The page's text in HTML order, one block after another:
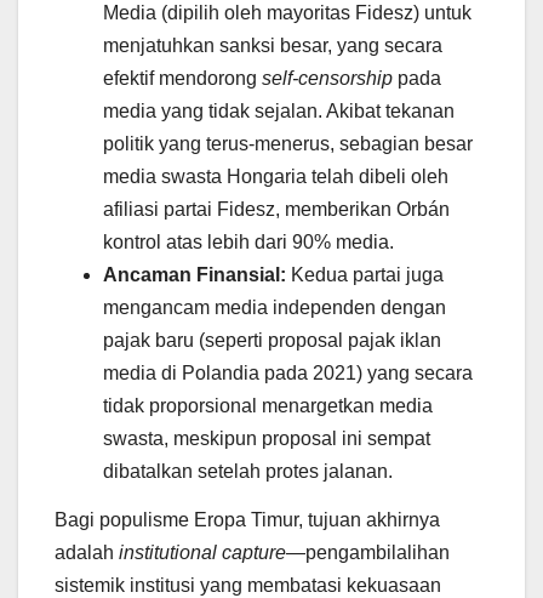
Media (dipilih oleh mayoritas Fidesz) untuk
menjatuhkan sanksi besar, yang secara
efektif mendorong self-censorship pada
media yang tidak sejalan. Akibat tekanan
politik yang terus-menerus, sebagian besar
media swasta Hongaria telah dibeli oleh
afiliasi partai Fidesz, memberikan Orbán
kontrol atas lebih dari 90% media.
Ancaman Finansial: Kedua partai juga
mengancam media independen dengan
pajak baru (seperti proposal pajak iklan
media di Polandia pada 2021) yang secara
tidak proporsional menargetkan media
swasta, meskipun proposal ini sempat
dibatalkan setelah protes jalanan.
Bagi populisme Eropa Timur, tujuan akhirnya
adalah institutional capture—pengambilalihan
sistemik institusi yang membatasi kekuasaan